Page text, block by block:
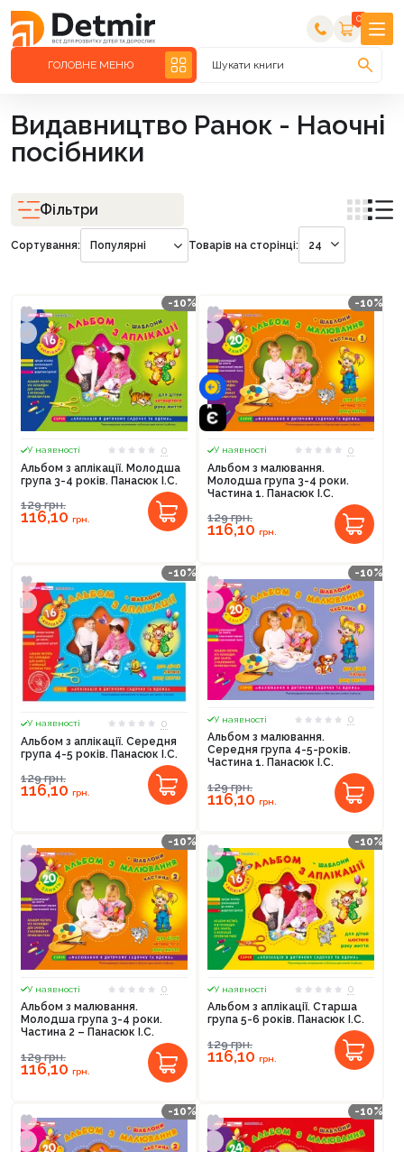
0
ГОЛОВНЕ МЕНЮ Шукати книги
Видавництво Ранок - Наочні
посібники
Фільтри
Сортування: Популярні Товарів на сторінці: 24
-10%
У наявності
0
Альбом з аплікації. Молодша
група 3-4 років. Панасюк І.С.
129грн.
116,10 грн.
-10%
У наявності
0
Альбом з малювання.
Молодша група 3-4 роки.
Частина 1. Панасюк І.С.
129грн.
116,10 грн.
-10%
У наявності
0
Альбом з аплікації. Середня
група 4-5 років. Панасюк І.С.
129грн.
116,10 грн.
-10%
У наявності
0
Альбом з малювання.
Середня група 4-5-років.
Частина 1. Панасюк І.С.
129грн.
116,10 грн.
-10%
У наявності
0
Альбом з малювання.
Молодша група 3-4 роки.
Частина 2 – Панасюк І.С.
129грн.
116,10 грн.
-10%
У наявності
0
Альбом з аплікації. Старша
група 5-6 років. Панасюк І.С.
129грн.
116,10 грн.
-10% -10%